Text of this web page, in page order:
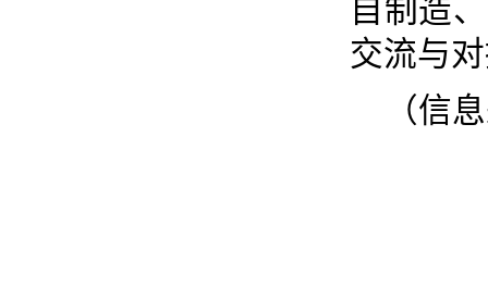
自制造
交流与
（信